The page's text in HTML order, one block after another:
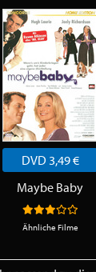
DVD 3,49 €
Maybe Baby
Ähnliche Filme